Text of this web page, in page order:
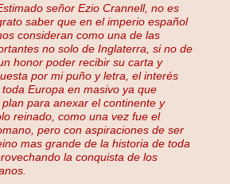
señor Ezio Crannell, no es
saber que en el imperio español
consideran como una de las
no solo de Inglaterra, si no de
honor poder recibir su carta y
por mi puño y letra, el interés
Europa en masivo ya que
para anexar el continente y
reinado, como una vez fue el
pero con aspiraciones de ser
mas grande de la historia de toda
la conquista de los